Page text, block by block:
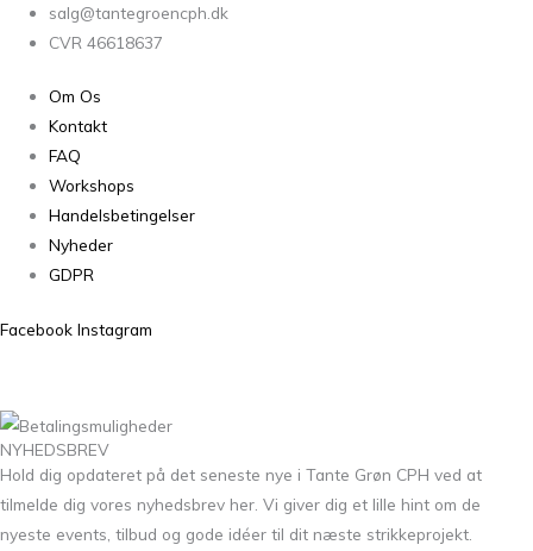
salg@tantegroencph.dk
CVR 46618637
Om Os
Kontakt
FAQ
Workshops
Handelsbetingelser
Nyheder
GDPR
Facebook Instagram
NYHEDSBREV
Hold dig opdateret på det seneste nye i Tante Grøn CPH ved at
tilmelde dig vores nyhedsbrev her. Vi giver dig et lille hint om de
nyeste events, tilbud og gode idéer til dit næste strikkeprojekt.